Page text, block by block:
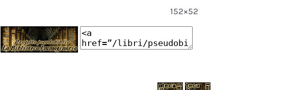
152×52